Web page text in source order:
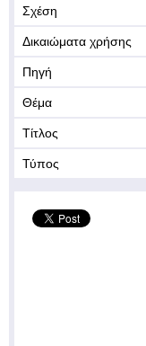
Σχέση
Δικαιώματα χρήσης
Πηγή
Θέμα
Τίτλος
Τύπος